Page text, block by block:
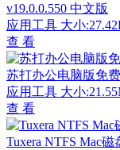
v19.0.0.550 中文版
应用工具 大小
查 看
苏打办公电脑版免
应用工具 大小
查 看
Tuxera NTFS Mac